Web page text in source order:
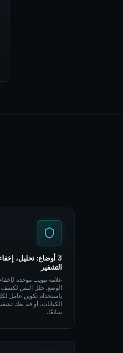
3 أوضاع: تحليل،
التشفير
علامة تبويب موحدة
باستخدام تكوين عامل
الكيانات، أو قم بفك
سابقًا.